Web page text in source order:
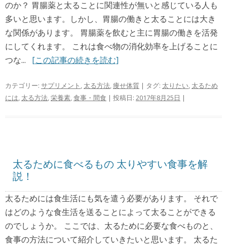
のか？ 胃腸薬と太ることに関連性が無いと感じている人も
多いと思います。しかし、胃腸の働きと太ることには大き
な関係があります。 胃腸薬を飲むと主に胃腸の働きを活発
にしてくれます。 これは食べ物の消化効率を上げることに
つな... [この記事の続きを読む]
カテゴリー: サプリメント 太る方法 痩せ体質 | タグ: 太りたい 太るため
には 太る方法 栄養素 食事・間食 | 投稿日: 2017年8月25日 |
太るために食べるもの 太りやすい食事を解
説！
太るためには食生活にも気を遣う必要があります。 それで
はどのような食生活を送ることによって太ることができる
のでしょうか。 ここでは、太るために必要な食べものと、
食事の方法について紹介していきたいと思います。 太るた